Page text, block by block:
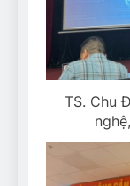
TS. Chu